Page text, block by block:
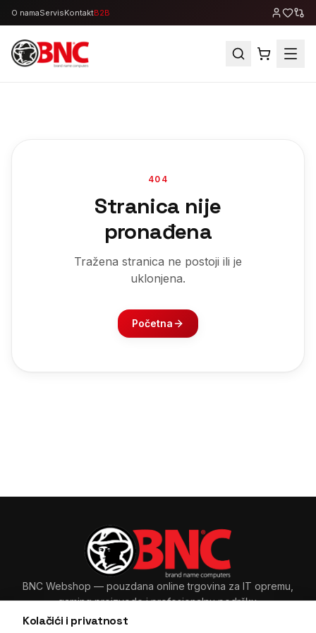
O namaServisKontaktB2B
Kolačići i privatnost
404
Stranica nije
pronađena
Tražena stranica ne postoji ili je
uklonjena.
Početna
BNC Webshop — pouzdana online trgovina za IT opremu,
gaming proizvode i profesionalnu podršku.